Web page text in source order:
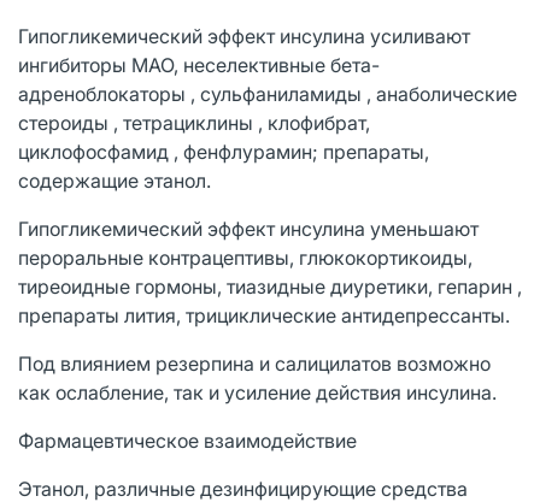
Гипогликемический эффект инсулина усиливают
ингибиторы МАО, неселективные бета-
адреноблокаторы , сульфаниламиды , анаболические
стероиды , тетрациклины , клофибрат,
циклофосфамид , фенфлурамин; препараты,
содержащие этанол.
Гипогликемический эффект инсулина уменьшают
пероральные контрацептивы, глюкокортикоиды,
тиреоидные гормоны, тиазидные диуретики, гепарин ,
препараты лития, трициклические антидепрессанты.
Под влиянием резерпина и салицилатов возможно
как ослабление, так и усиление действия инсулина.
Фармацевтическое взаимодействие
Этанол, различные дезинфицирующие средства